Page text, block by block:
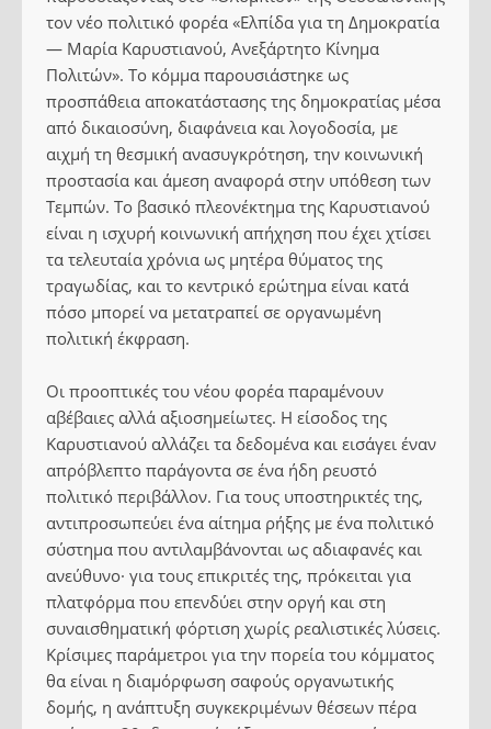
τον νέο πολιτικό φορέα «Ελπίδα για τη Δημοκρατία
— Μαρία Καρυστιανού, Ανεξάρτητο Κίνημα
Πολιτών». Το κόμμα παρουσιάστηκε ως
προσπάθεια αποκατάστασης της δημοκρατίας μέσα
από δικαιοσύνη, διαφάνεια και λογοδοσία, με
αιχμή τη θεσμική ανασυγκρότηση, την κοινωνική
προστασία και άμεση αναφορά στην υπόθεση των
Τεμπών. Το βασικό πλεονέκτημα της Καρυστιανού
είναι η ισχυρή κοινωνική απήχηση που έχει χτίσει
τα τελευταία χρόνια ως μητέρα θύματος της
τραγωδίας, και το κεντρικό ερώτημα είναι κατά
πόσο μπορεί να μετατραπεί σε οργανωμένη
πολιτική έκφραση.
Οι προοπτικές του νέου φορέα παραμένουν
αβέβαιες αλλά αξιοσημείωτες. Η είσοδος της
Καρυστιανού αλλάζει τα δεδομένα και εισάγει έναν
απρόβλεπτο παράγοντα σε ένα ήδη ρευστό
πολιτικό περιβάλλον. Για τους υποστηρικτές της,
αντιπροσωπεύει ένα αίτημα ρήξης με ένα πολιτικό
σύστημα που αντιλαμβάνονται ως αδιαφανές και
ανεύθυνο· για τους επικριτές της, πρόκειται για
πλατφόρμα που επενδύει στην οργή και στη
συναισθηματική φόρτιση χωρίς ρεαλιστικές λύσεις.
Κρίσιμες παράμετροι για την πορεία του κόμματος
θα είναι η διαμόρφωση σαφούς οργανωτικής
δομής, η ανάπτυξη συγκεκριμένων θέσεων πέρα